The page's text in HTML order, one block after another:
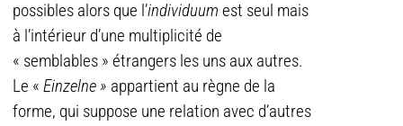
possibles alors que l’individuum est seul mais
à l’intérieur d’une multiplicité de
« semblables » étrangers les uns aux autres.
Le « Einzelne » appartient au règne de la
forme, qui suppose une relation avec d’autres